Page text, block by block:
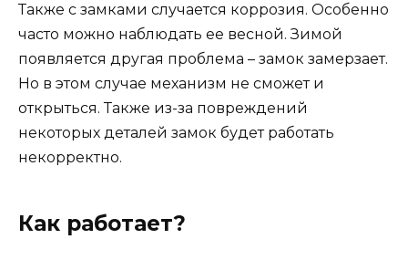
Также с замками случается коррозия. Особенно
часто можно наблюдать ее весной. Зимой
появляется другая проблема – замок замерзает.
Но в этом случае механизм не сможет и
открыться. Также из-за повреждений
некоторых деталей замок будет работать
некорректно.
Как работает?